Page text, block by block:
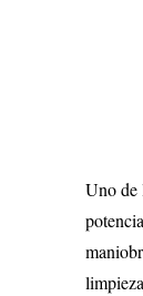
Uno de